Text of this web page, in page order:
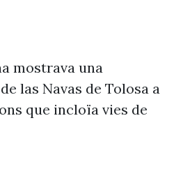
mostrava una
las Navas de Tolosa a
que incloïa vies de